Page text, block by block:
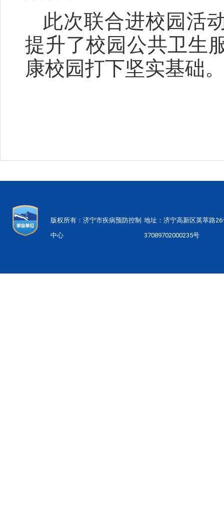
此次联合进校园活
提升了校园公共卫生
康校园打下坚实基础
版权所有：济宁市疾病预防控制
中心
地址：济宁高新区英萃路
37089702000235号